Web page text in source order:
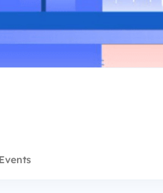
Events